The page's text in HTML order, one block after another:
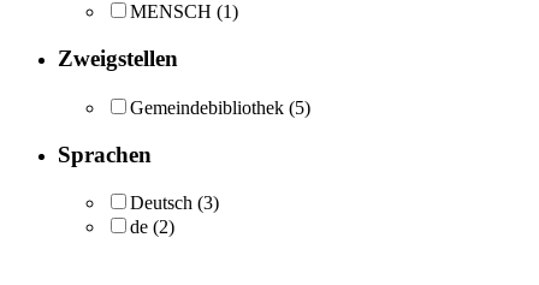
MENSCH (1)
Zweigstellen
Gemeindebibliothek (5)
Sprachen
Deutsch (3)
de (2)